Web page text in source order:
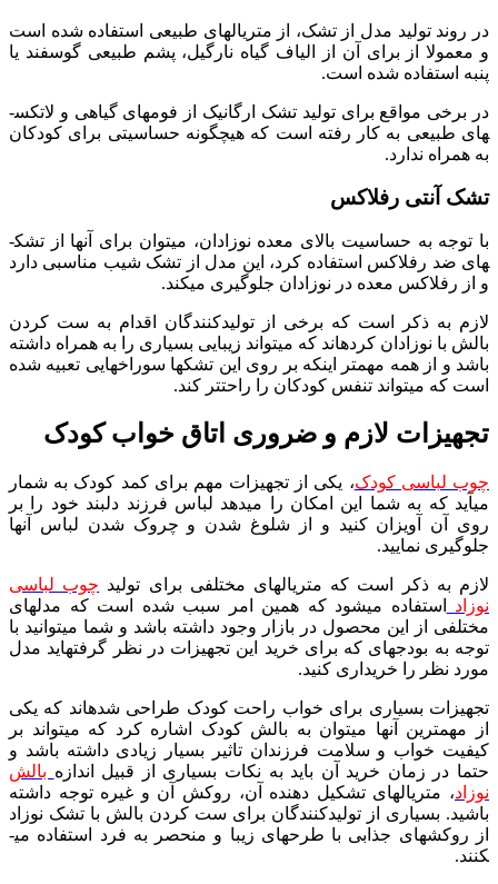
در روند تولید مدل از تشک، از متریال­های طبیعی استفاده شده است
و معمولا از برای آن از الیاف گیاه نارگیل، پشم طبیعی گوسفند یا
پنبه استفاده شده است.
در برخی مواقع برای تولید تشک ارگانیک از فوم­های گیاهی و لاتکس­
های طبیعی به کار رفته است که هیچگونه حساسیتی برای کودکان
به همراه ندارد.
تشک آنتی رفلاکس
با توجه به حساسیت بالای معده نوزادان، می­توان برای آن­ها از تشک­
های ضد رفلاکس استفاده کرد، این مدل از تشک شیب مناسبی دارد
و از رفلاکس معده در نوزادان جلوگیری می­کند.
لازم به ذکر است که برخی از تولیدکنندگان اقدام به ست کردن
بالش با نوزادان کرده­اند که می­تواند زیبایی بسیاری را به همراه داشته
باشد و از همه مهم­تر این­که بر روی این تشک­ها سوراخ­هایی تعبیه شده
است که می­تواند تنفس کودکان را راحت­تر کند.
تجهیزات لازم و ضروری اتاق خواب کودک
چوب لباسی کودک، یکی از تجهیزات مهم برای کمد کودک به شمار
می­آید که به شما این امکان را می­دهد لباس فرزند دلبند خود را بر
روی آن آویزان کنید و از شلوغ شدن و چروک شدن لباس آن­ها
جلوگیری نمایید.
لازم به ذکر است که متریال­های مختلفی برای تولید چوب لباسی
نوزاد
استفاده می­شود که همین امر سبب شده است که مدل­های
مختلفی از این محصول در بازار وجود داشته باشد و شما می­توانید با
توجه به بودجه­ای که برای خرید این تجهیزات در نظر گرفته­اید مدل
مورد نظر را خریداری کنید.
تجهیزات بسیاری برای خواب راحت کودک طراحی شده­اند که یکی
از مهم­ترین آن­ها می­توان به بالش کودک اشاره کرد که می­تواند بر
کیفیت خواب و سلامت فرزندان تاثیر بسیار زیادی داشته باشد و
حتما در زمان خرید آن باید به نکات بسیاری از قبیل اندازه بالش
نوزاد، متریال­های تشکیل دهنده آن، روکش آن و غیره توجه داشته
باشید. بسیاری از تولیدکنندگان برای ست کردن بالش با تشک نوزاد
از روکش­های جذابی با طرح­های زیبا و منحصر به فرد استفاده می­
کنند.